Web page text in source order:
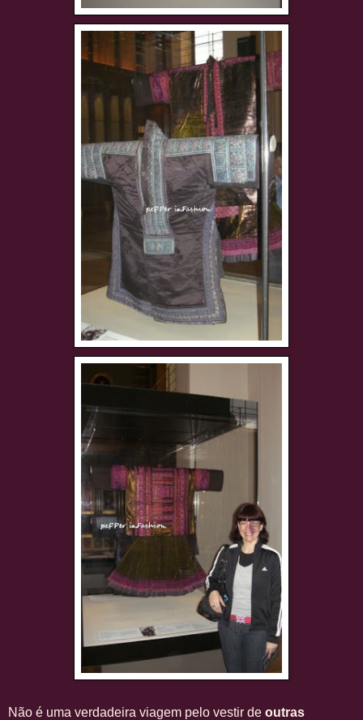
Não é uma verdadeira viagem pelo vestir de outras